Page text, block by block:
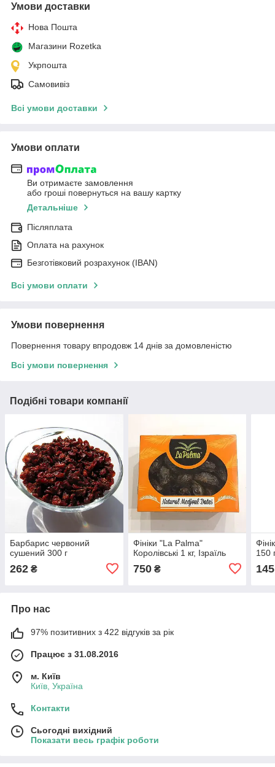
Умови доставки
Нова Пошта
Магазини Rozetka
Укрпошта
Самовивіз
Всі умови доставки
Умови оплати
Ви отримаєте замовлення
або гроші повернуться на вашу картку
Детальніше
Післяплата
Оплата на рахунок
Безготівковий розрахунок (IBAN)
Всі умови оплати
Умови повернення
Повернення товару впродовж 14 днів за домовленістю
Всі умови повернення
Подібні товари компанії
Барбарис червоний
сушений 300 г
262 ₴
Фініки "La Palma"
Королівські 1 кг, Ізраїль
750₴
150
145
Про нас
97% позитивних з 422 відгуків за рік
Працює з 31.08.2016
м. Київ
Київ, Україна
Контакти
Сьогодні вихідний
Показати весь графік роботи